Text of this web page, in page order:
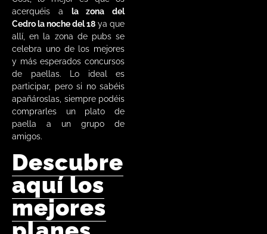
acerquéis a
la zona del
Cedro la noche del 18 ya que
allí, en la zona de pubs se
celebra uno de los mejores
y más esperados concursos
de paellas. Lo ideal es
participar, pero si no sabéis
apañároslas, siempre podéis
comprarles un plato de
paella a un grupo de
amigos.
Descubre
aquí los
mejores